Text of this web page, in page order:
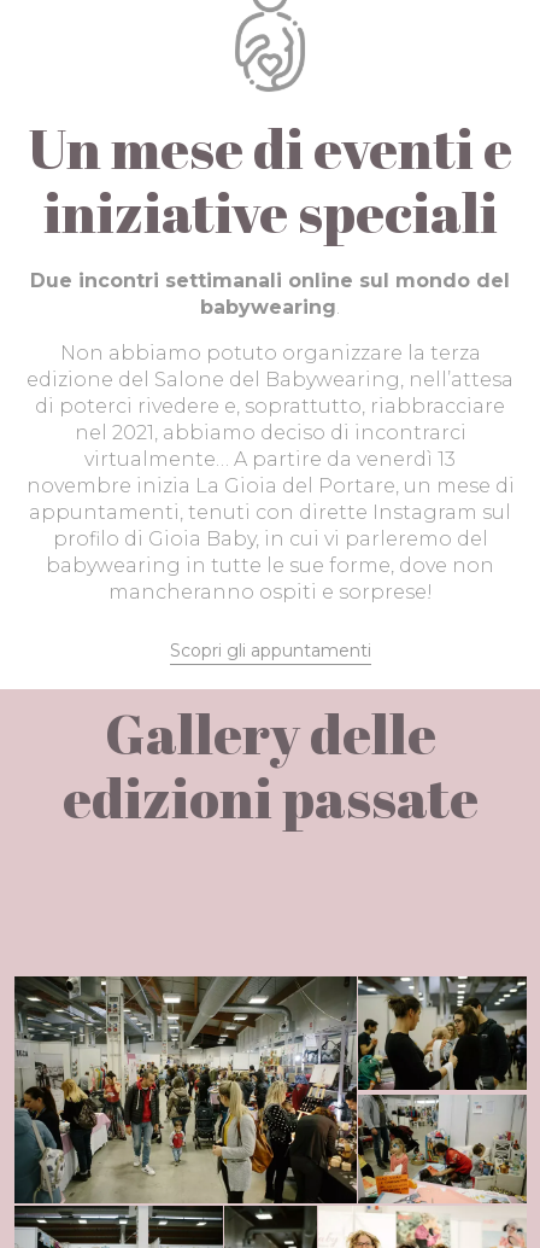
Un mese di eventi e
iniziative speciali
Due incontri settimanali online sul mondo del
babywearing.
Non abbiamo potuto organizzare la terza
edizione del Salone del Babywearing, nell’attesa
di poterci rivedere e, soprattutto, riabbracciare
nel 2021, abbiamo deciso di incontrarci
virtualmente… A partire da venerdì 13
novembre inizia La Gioia del Portare, un mese di
appuntamenti, tenuti con dirette Instagram sul
profilo di Gioia Baby, in cui vi parleremo del
babywearing in tutte le sue forme, dove non
mancheranno ospiti e sorprese!
Scopri gli appuntamenti
Gallery delle
edizioni passate